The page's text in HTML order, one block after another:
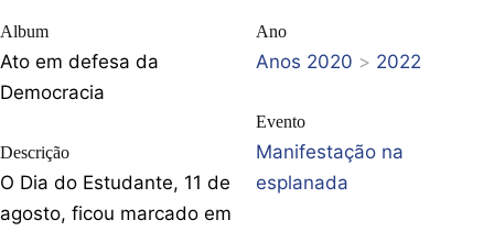
Album
Ato em defesa da
Democracia
Descrição
O Dia do Estudante, 11 de
agosto, ficou marcado em
Ano
Anos 2020 > 2022
Evento
Manifestação na
esplanada